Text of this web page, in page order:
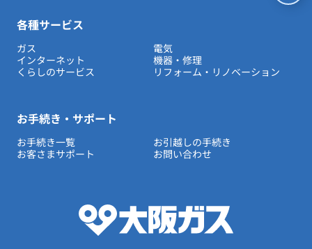
各種サービス
ガス
電気
インターネット
機器・修理
くらしのサービス
リフォーム・リノベーション
お手続き・サポート
お手続き一覧
お引越しの手続き
お客さまサポート
お問い合わせ